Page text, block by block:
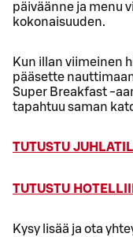
päiväänne ja menu
kokonaisuuden.
Kun illan viimeinen
pääsette
Super Breakfast -
tapahtuu saman
TUTUSTU
TUTUSTU
Kysy lisää ja ota